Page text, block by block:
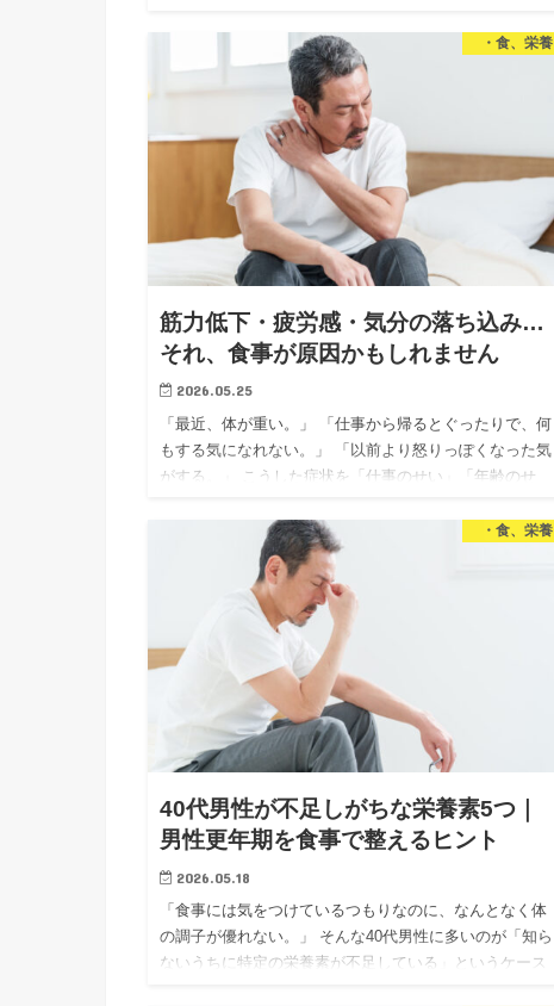
・食、栄養
筋力低下・疲労感・気分の落ち込み…
それ、食事が原因かもしれません
2026.05.25
「最近、体が重い。」 「仕事から帰るとぐったりで、何
もする気になれない。」 「以前より怒りっぽくなった気
がする。」 こうした症状を「仕事のせい」「年齢のせ
「食事がその…
・食、栄養
40代男性が不足しがちな栄養素5つ｜
男性更年期を食事で整えるヒント
2026.05.18
「食事には気をつけているつもりなのに、なんとなく体
の調子が優れない。」 そんな40代男性に多いのが「知ら
ないうちに特定の栄養素が不足している」というケース